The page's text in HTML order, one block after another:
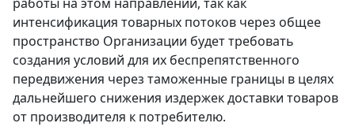
интенсификация товарных потоков через общее
пространство Организации будет требовать
создания условий для их беспрепятственного
передвижения через таможенные границы в целях
дальнейшего снижения издержек доставки товаров
от производителя к потребителю.